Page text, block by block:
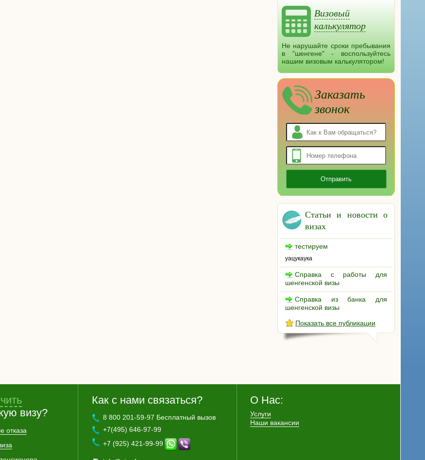
Визовый
калькулятор
Не нарушайте сроки пребывания
в "шенгене" - воспользуйтесь
нашим визовым калькулятором!
Заказать
звонок
Статьи и новости о
визах
тестируем
уацукаука
Справка с работы для
шенгенской визы
Справка из банка для
шенгенской визы
Показать все публикации
визу?
отказа
Как с нами связаться?
8 800 201-59-97 Бесплатный вызов
+7(495) 646-97-99
+7 (925) 421-99-99
О Нас:
Услуги
Наши вакансии